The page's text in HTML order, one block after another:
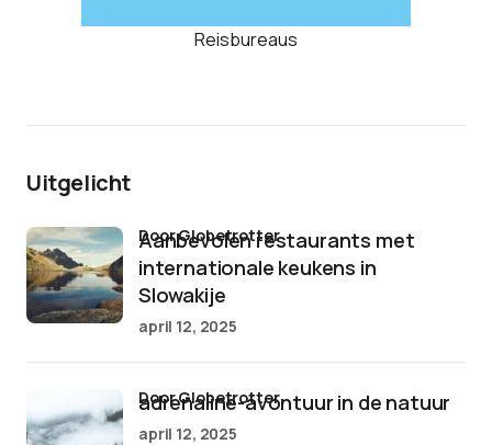
Reisbureaus
Uitgelicht
Aanbevolen restaurants met
internationale keukens in
Slowakije
door Globetrotter
april 12, 2025
adrenaline-avontuur in de natuur
door Globetrotter
april 12, 2025